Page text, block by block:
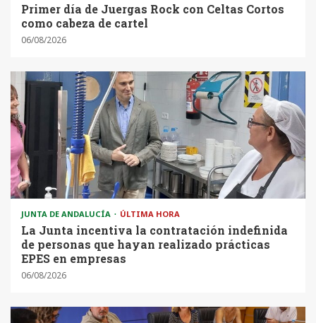
Primer día de Juergas Rock con Celtas Cortos
como cabeza de cartel
06/08/2026
JUNTA DE ANDALUCÍA ÚLTIMA HORA
La Junta incentiva la contratación indefinida
de personas que hayan realizado prácticas
EPES en empresas
06/08/2026